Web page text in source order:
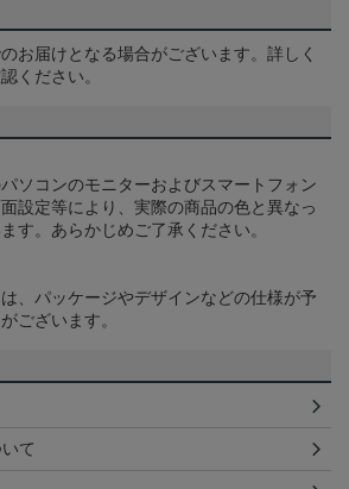
お届けとなる場合がございます。詳しく
ください。
ソコンのモニターおよびスマートフォン
設定等により、実際の商品の色と異なっ
す。あらかじめご了承ください。
、パッケージやデザインなどの仕様が予
ございます。
て